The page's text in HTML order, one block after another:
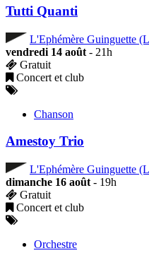
Tutti Quanti
L'Ephémère Guinguette
vendredi 14 août - 21h
Gratuit
Concert et club
Chanson
Amestoy Trio
L'Ephémère Guinguette
dimanche 16 août - 19h
Gratuit
Concert et club
Orchestre